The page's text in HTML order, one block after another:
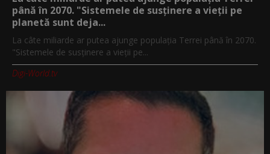
până în 2070. "Sistemele de susținere a vieții pe
planetă sunt deja...
La câte miliarde ar putea ajunge populația Terrei până în 2070.
"Sistemele de susținere a vieții pe...
Digi-World.tv